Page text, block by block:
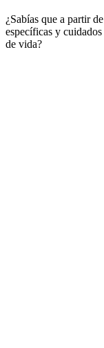
¿Sabías que a partir
específicas y
de vida?